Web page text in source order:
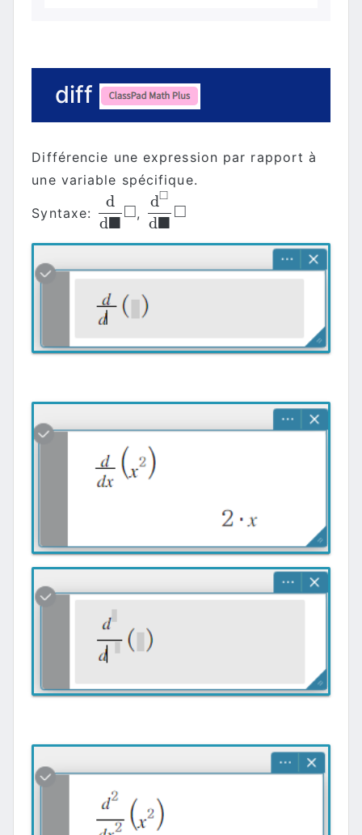
diff
Différencie une expression par rapport à
une variable spécifique.
Syntaxe:
d
d■□
dd■□,
d□
d■ □
d□d ■